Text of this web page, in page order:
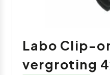
Labo Clip-
vergroting